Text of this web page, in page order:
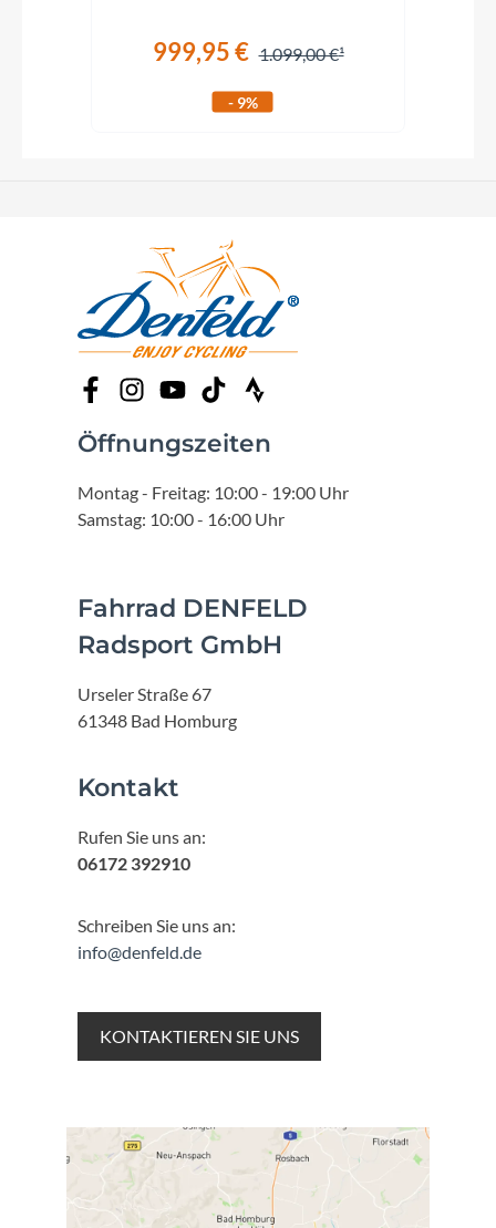
999,95 € 1.099,00 €
- 9%
Öffnungszeiten
Montag - Freitag: 10:00 - 19:00 Uhr
Samstag: 10:00 - 16:00 Uhr
Fahrrad DENFELD
Radsport GmbH
Urseler Straße 67
61348 Bad Homburg
Kontakt
Rufen Sie uns an:
06172 392910
Schreiben Sie uns an:
info@denfeld.de
KONTAKTIEREN SIE UNS